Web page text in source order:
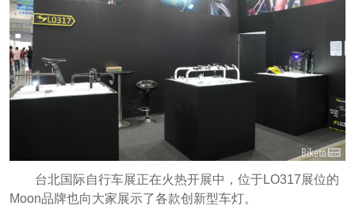
台北国际自行车展正在火热开展中，位于LO317展位的
Moon品牌也向大家展示了各款创新型车灯。